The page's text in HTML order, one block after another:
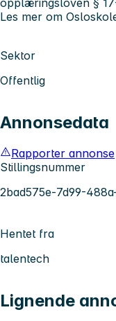
Les mer om
Sektor
Offentlig
Annonsedata
Rapporter annonse
Stillingsnummer
2bad575e-7d99-
Hentet fra
talentech
Lignende